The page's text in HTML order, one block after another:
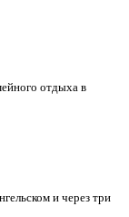
отдыха в
и через три